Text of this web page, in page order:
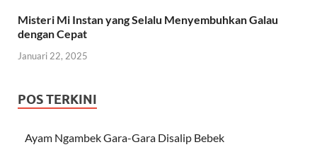
Misteri Mi Instan yang Selalu Menyembuhkan Galau
dengan Cepat
Januari 22, 2025
POS TERKINI
Ayam Ngambek Gara-Gara Disalip Bebek